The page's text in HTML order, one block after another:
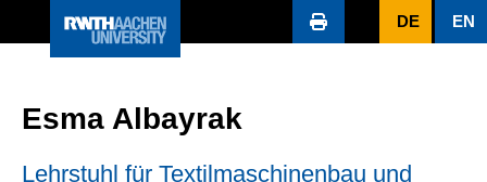
DE EN
Esma Albayrak
Lehrstuhl für Textilmaschinenbau und